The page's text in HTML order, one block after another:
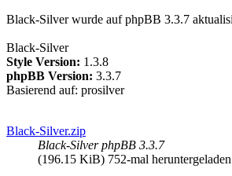
Black-Silver wurde auf phpBB 3.3.7
Black-Silver
Style Version: 1.3.8
phpBB Version: 3.3.7
Basierend auf: prosilver
Black-Silver.zip
Black-Silver phpBB 3.3.7
(196.15 KiB) 752-mal heruntergeladen